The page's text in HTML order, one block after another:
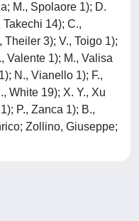
M., Spolaore 1); D.
14); C.,
Theiler 3); V., Toigo 1);
Valente 1); M., Valisa
N., Vianello 1); F.,
White 19); X. Y., Xu
P., Zanca 1); B.,
Zollino, Giuseppe;